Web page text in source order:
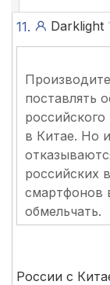
11. Darklight
поставлять
в Китае. Но
российских
смартфонов
обмельчать.
России с